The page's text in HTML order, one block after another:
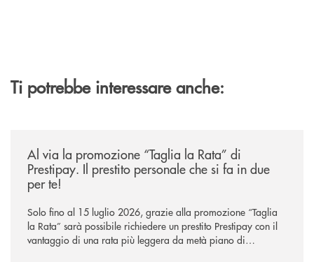
Ti potrebbe interessare anche:
Al via la promozione “Taglia la Rata” di
Prestipay. Il prestito personale che si fa in due
per te!
Solo fino al 15 luglio 2026, grazie alla promozione “Taglia
la Rata” sarà possibile richiedere un prestito Prestipay con il
vantaggio di una rata più leggera da metà piano di